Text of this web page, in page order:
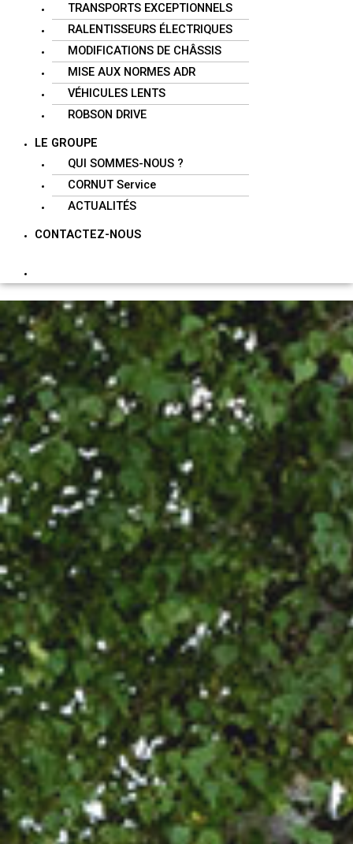
TRANSPORTS EXCEPTIONNELS
RALENTISSEURS ÉLECTRIQUES
MODIFICATIONS DE CHÂSSIS
MISE AUX NORMES ADR
VÉHICULES LENTS
ROBSON DRIVE
LE GROUPE
QUI SOMMES-NOUS ?
CORNUT Service
ACTUALITÉS
CONTACTEZ-NOUS